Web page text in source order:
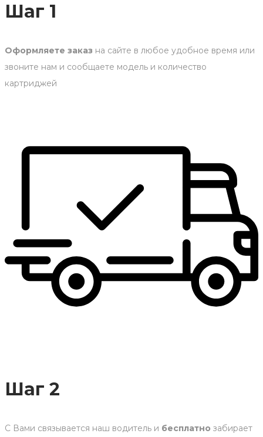
Шаг 1
Оформляете заказ на сайте в любое удобное время или
звоните нам и сообщаете модель и количество
картриджей
Шаг 2
С Вами связывается наш водитель и бесплатно забирает